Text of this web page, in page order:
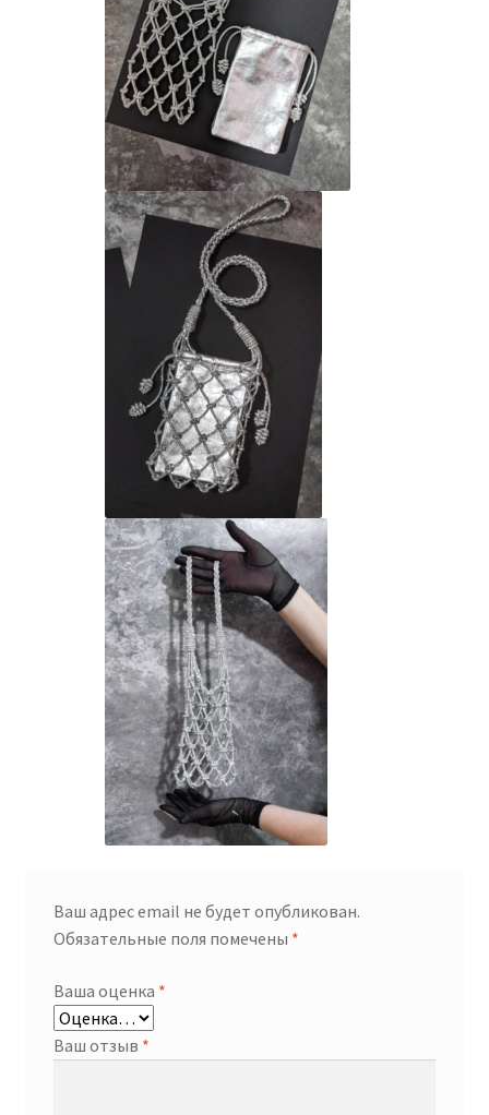
Ваш адрес email не будет опубликован.
Обязательные поля помечены *
Ваша оценка *
Ваш отзыв *